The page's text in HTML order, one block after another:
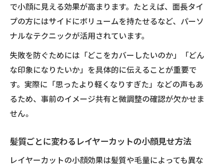
で小顔に見える効果が高まります。たとえば、面長タイ
プの方にはサイドにボリュームを持たせるなど、パーソ
ナルなテクニックが活用されています。
失敗を防ぐためには「どこをカバーしたいのか」「どん
な印象になりたいか」を具体的に伝えることが重要で
す。実際に「思ったより軽くなりすぎた」などの声もあ
るため、事前のイメージ共有と微調整の確認が欠かせま
せん。
髪質ごとに変わるレイヤーカットの小顔見せ方法
レイヤーカットの小顔効果は髪質や毛量によっても異な